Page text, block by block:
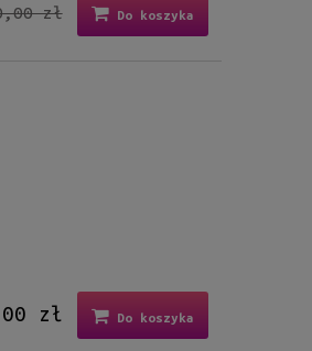
zł Do koszyka
zł Do koszyka